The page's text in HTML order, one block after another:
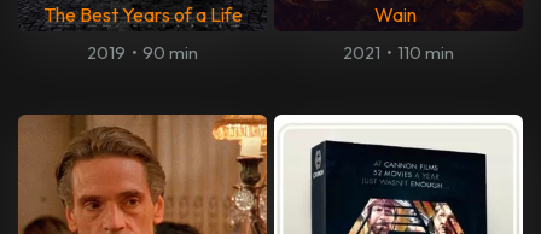
The Best Years of a Life
2019 • 90 min
Wain
2021 • 110 min